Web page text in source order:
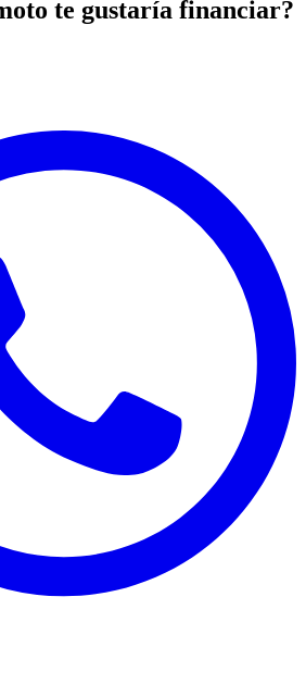
te gustaría financiar?